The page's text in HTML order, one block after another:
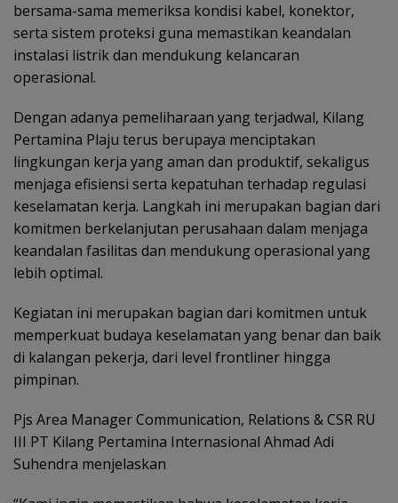
bersama-sama memeriksa kondisi kabel, konektor,
serta sistem proteksi guna memastikan keandalan
instalasi listrik dan mendukung kelancaran
operasional.
Dengan adanya pemeliharaan yang terjadwal, Kilang
Pertamina Plaju terus berupaya menciptakan
lingkungan kerja yang aman dan produktif, sekaligus
menjaga efisiensi serta kepatuhan terhadap regulasi
keselamatan kerja. Langkah ini merupakan bagian dari
komitmen berkelanjutan perusahaan dalam menjaga
keandalan fasilitas dan mendukung operasional yang
lebih optimal.
Kegiatan ini merupakan bagian dari komitmen untuk
memperkuat budaya keselamatan yang benar dan baik
di kalangan pekerja, dari level frontliner hingga
pimpinan.
Pjs Area Manager Communication, Relations & CSR RU
III PT Kilang Pertamina Internasional Ahmad Adi
Suhendra menjelaskan